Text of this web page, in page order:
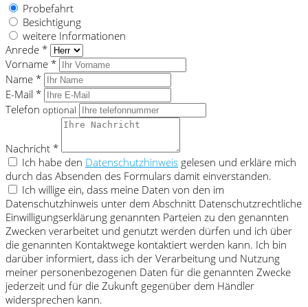
Probefahrt
Besichtigung
weitere Informationen
Anrede *
Vorname *
Name *
E-Mail *
Telefon optional
Nachricht *
Ich habe den Datenschutzhinweis gelesen und erkläre mich
durch das Absenden des Formulars damit einverstanden.
Ich willige ein, dass meine Daten von den im
Datenschutzhinweis unter dem Abschnitt Datenschutzrechtliche
Einwilligungserklärung genannten Parteien zu den genannten
Zwecken verarbeitet und genutzt werden dürfen und ich über
die genannten Kontaktwege kontaktiert werden kann. Ich bin
darüber informiert, dass ich der Verarbeitung und Nutzung
meiner personenbezogenen Daten für die genannten Zwecke
jederzeit und für die Zukunft gegenüber dem Händler
widersprechen kann.